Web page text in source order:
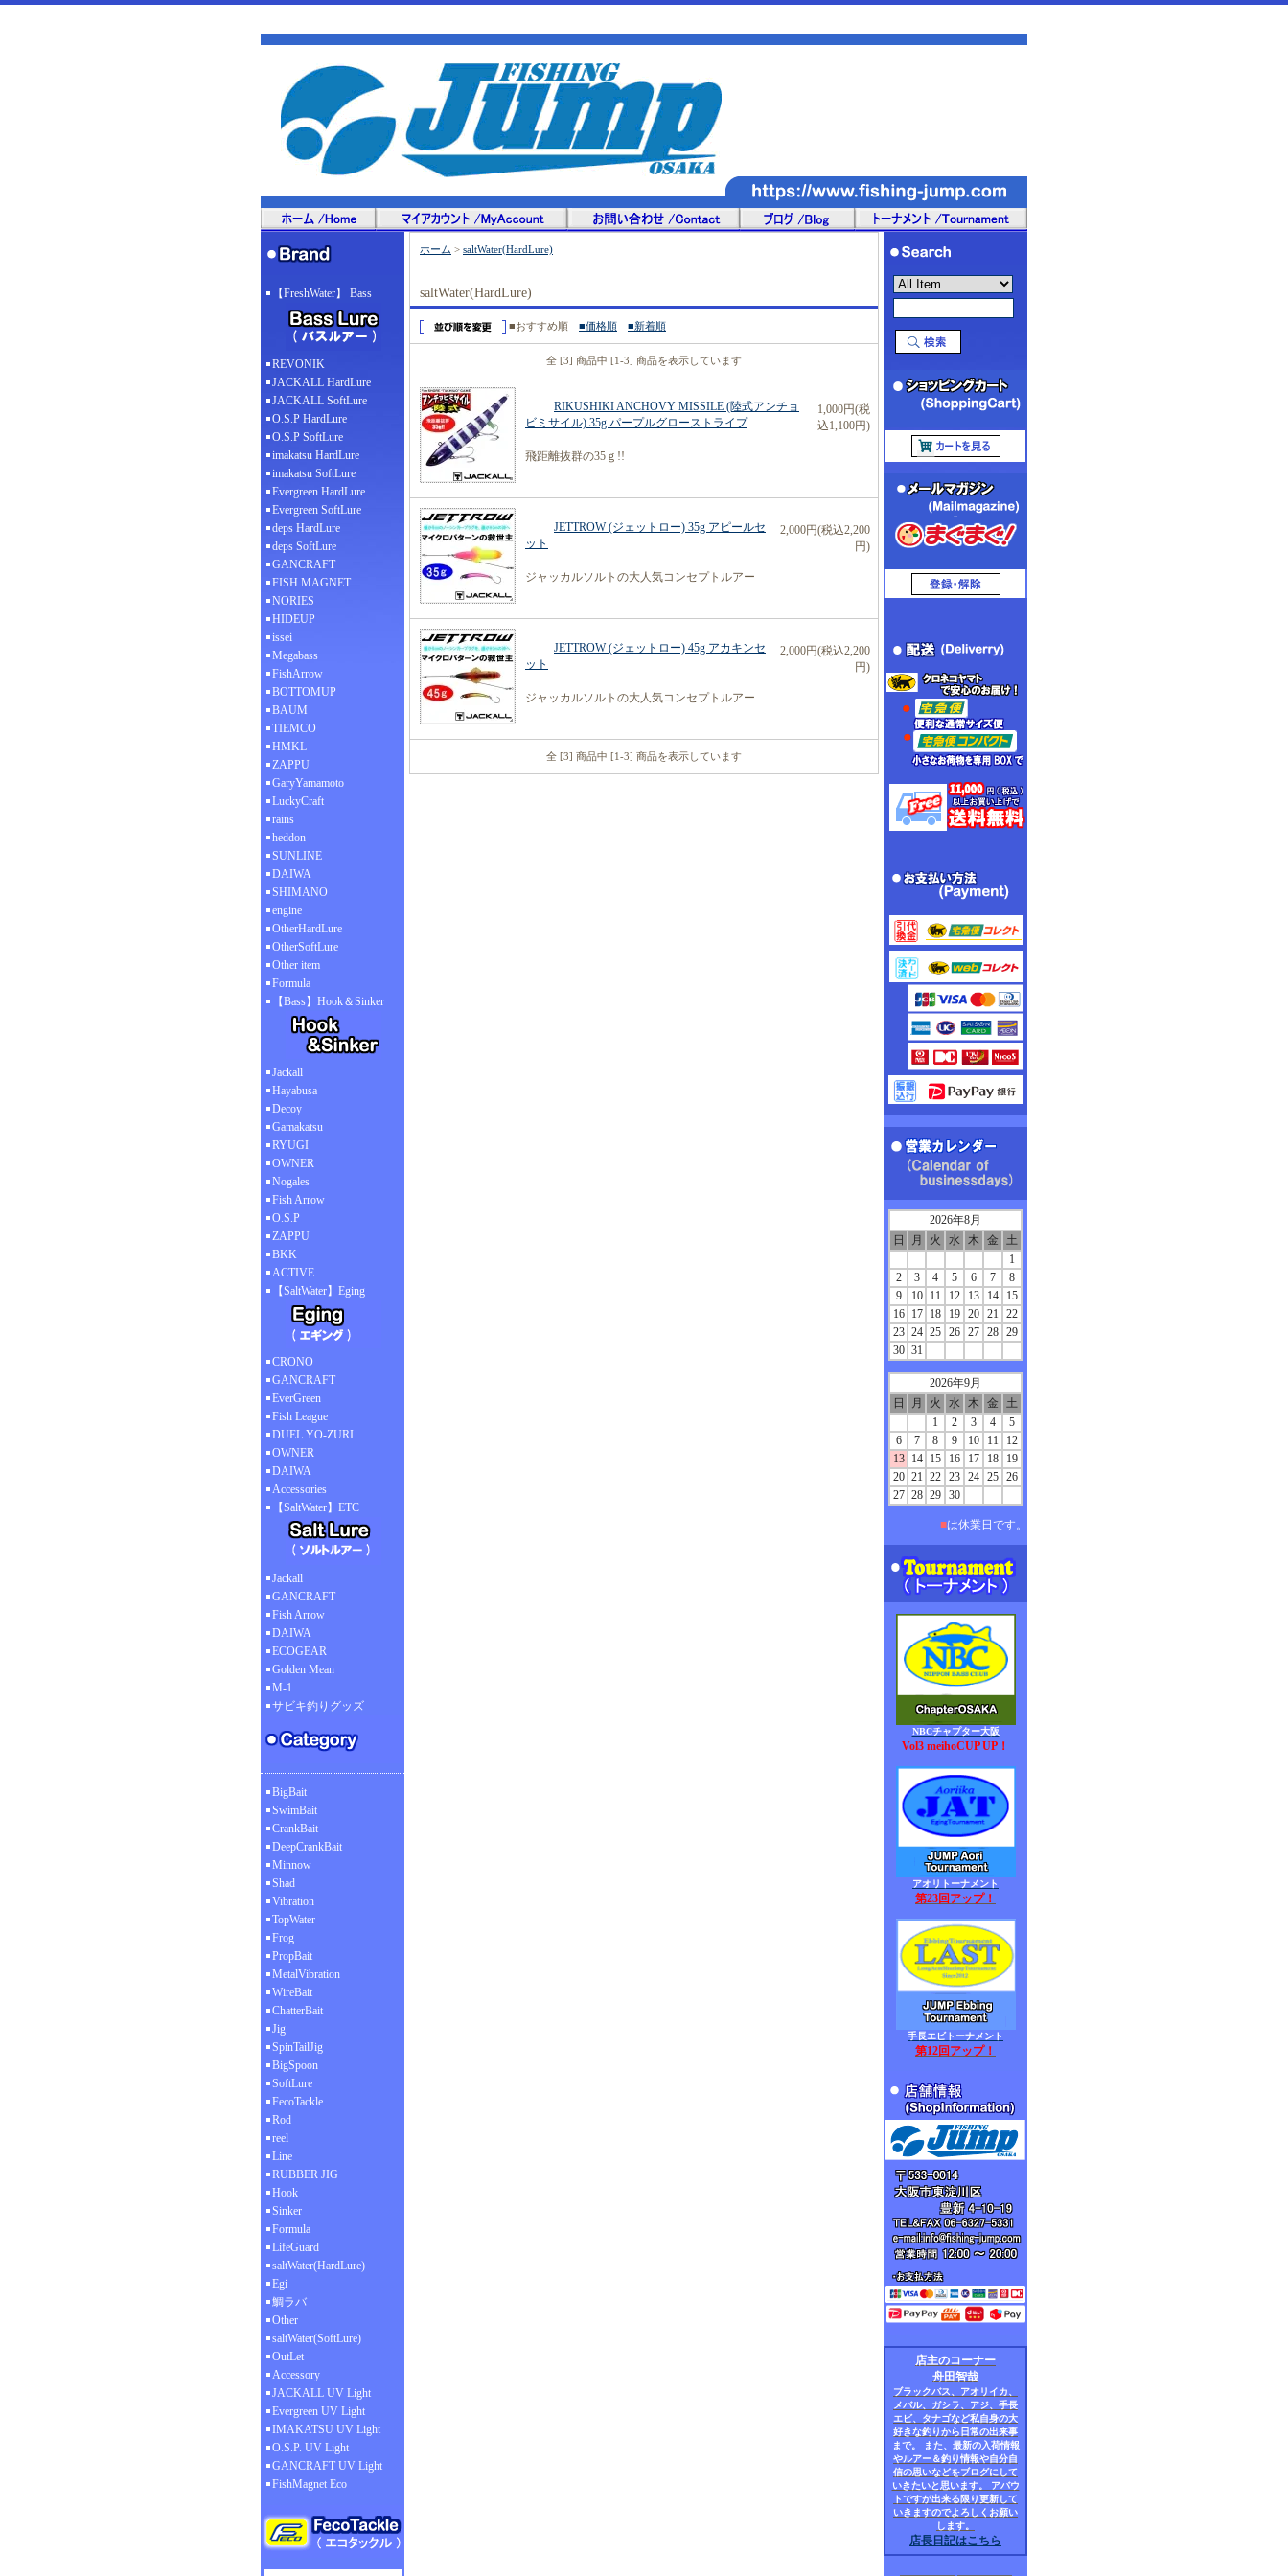
【FreshWater】 Bass
REVONIK
JACKALL HardLure
JACKALL SoftLure
O.S.P HardLure
O.S.P SoftLure
imakatsu HardLure
imakatsu SoftLure
Evergreen HardLure
Evergreen SoftLure
deps HardLure
deps SoftLure
GANCRAFT
FISH MAGNET
NORIES
HIDEUP
issei
Megabass
FishArrow
BOTTOMUP
BAUM
TIEMCO
HMKL
ZAPPU
GaryYamamoto
LuckyCraft
rains
heddon
SUNLINE
DAIWA
SHIMANO
engine
OtherHardLure
OtherSoftLure
Other item
Formula
【Bass】Hook＆Sinker
Jackall
Hayabusa
Decoy
Gamakatsu
RYUGI
OWNER
Nogales
Fish Arrow
O.S.P
ZAPPU
BKK
ACTIVE
【SaltWater】Eging
CRONO
GANCRAFT
EverGreen
Fish League
DUEL YO-ZURI
OWNER
DAIWA
Accessories
【SaltWater】ETC
Jackall
GANCRAFT
Fish Arrow
DAIWA
ECOGEAR
Golden Mean
M-1
サビキ釣りグッズ
BigBait
SwimBait
CrankBait
DeepCrankBait
Minnow
Shad
Vibration
TopWater
Frog
PropBait
MetalVibration
WireBait
ChatterBait
Jig
SpinTailJig
BigSpoon
SoftLure
FecoTackle
Rod
reel
Line
RUBBER JIG
Hook
Sinker
Formula
LifeGuard
saltWater(HardLure)
Egi
鯛ラバ
Other
saltWater(SoftLure)
OutLet
Accessory
JACKALL UV Light
Evergreen UV Light
IMAKATSU UV Light
O.S.P. UV Light
GANCRAFT UV Light
FishMagnet Eco
ホーム > saltWater(HardLure)
saltWater(HardLure)
■おすすめ順 ■価格順 ■新着順
全 [3] 商品中 [1-3] 商品を表示しています
RIKUSHIKI ANCHOVY MISSILE (陸式アンチョ
ビミサイル) 35g パープルグローストライプ
1,000円(税
込1,100円)
飛距離抜群の35ｇ!!
JETTROW (ジェットロー) 35g アピールセ
ット
2,000円(税込2,200
円)
ジャッカルソルトの大人気コンセプトルアー
JETTROW (ジェットロー) 45g アカキンセ
ット
2,000円(税込2,200
円)
ジャッカルソルトの大人気コンセプトルアー
全 [3] 商品中 [1-3] 商品を表示しています
2026年8月
日
月 火 水 木 金
土
1
2
3 4 5 6 7
8
9
10 11 12 13 14
15
16
17 18 19 20 21
22
23 24 25 26 27 28 29
30 31
2026年9月
日
月 火 水 木 金
土
1
2 3 4
5
6
7 8 9 10 11
12
13
14 15 16 17 18
19
20 21 22 23 24 25 26
27 28 29 30
■は休業日です。
NBCチャプター大阪
Vol3 meihoCUP UP！
アオリトーナメント
第23回アップ！
手長エビトーナメント
第12回アップ！
店主のコーナー
舟田智哉
ブラックバス、アオリイカ、
メバル、ガシラ、アジ、手長
エビ、タナゴなど私自身の大
好きな釣りから日常の出来事
まで。 また、最新の入荷情報
やルアー＆釣り情報や自分自
信の思いなどをブログにして
いきたいと思います。 アバウ
トですが出来る限り更新して
いきますのでよろしくお願い
します。
店長日記はこちら